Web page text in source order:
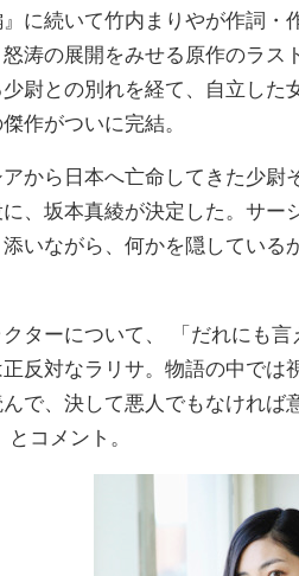
に続いて竹内まりやが作詞
涛の展開をみせる原作のラス
尉との別れを経て、自立し
作がついに完結。
から日本へ亡命してきた少尉
、坂本真綾が決定した。サ
いながら、何かを隠してい
ターについて、 「だれにも
反対なラリサ。物語の中で
で、決して悪人でもなけれ
コメント。